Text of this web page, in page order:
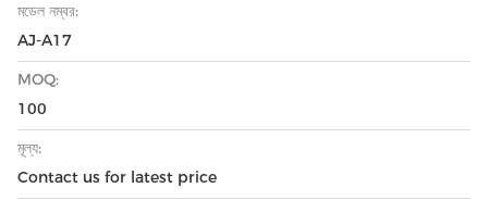
মডেল নম্বর:
AJ-A17
MOQ:
100
মূল্য:
Contact us for latest price